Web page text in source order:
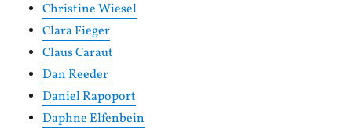
Christine Wiesel
Clara Fieger
Claus Caraut
Dan Reeder
Daniel Rapoport
Daphne Elfenbein